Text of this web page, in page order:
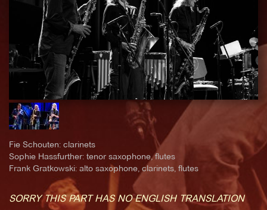
Fie Schouten: clarinets
Sophie Hassfurther: tenor saxophone, flutes
Frank Gratkowski: alto saxophone, clarinets, flutes
SORRY THIS PART HAS NO ENGLISH TRANSLATION